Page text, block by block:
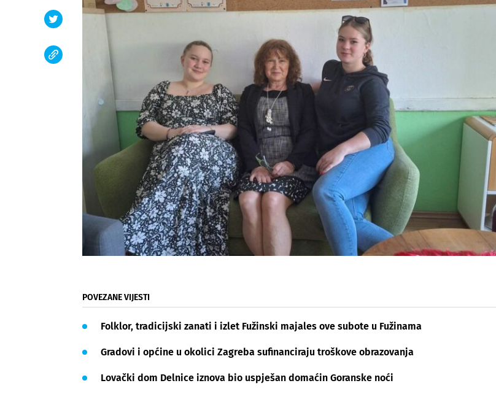
POVEZANE VIJESTI
Folklor, tradicijski zanati i izlet Fužinski majales ove subote u Fužinama
Gradovi i općine u okolici Zagreba sufinanciraju troškove obrazovanja
Lovački dom Delnice iznova bio uspješan domaćin Goranske noći